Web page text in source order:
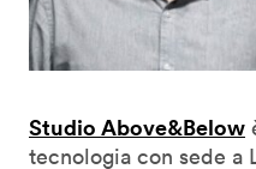
Studio Above&Below
tecnologia con sede a